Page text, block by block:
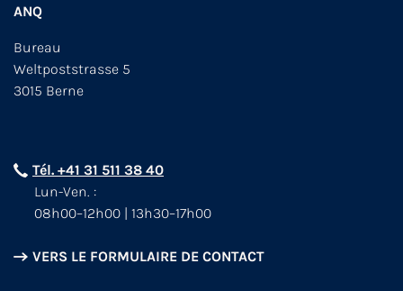
ANQ
Bureau
Weltpoststrasse 5
3015 Berne
Tél. +41 31 511 38 40
Lun-Ven. :
08h00–12h00 | 13h30–17h00
VERS LE FORMULAIRE DE CONTACT